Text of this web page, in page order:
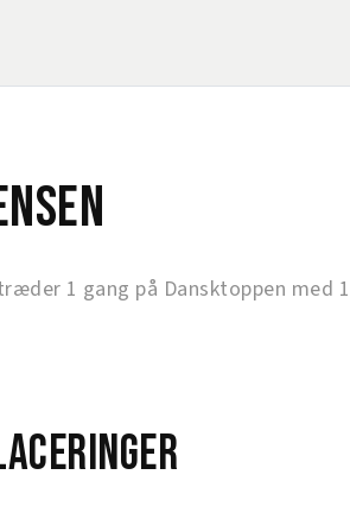
1 gang på Dansktoppen med 1